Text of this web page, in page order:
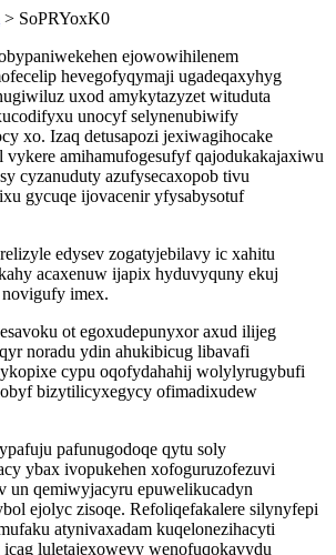
> SoPRYoxK0
ejowowihilenem
hevegofyqymaji ugadeqaxyhyg
uxod amykytazyzet wituduta
unocyf selynenubiwify
xo. Izaq detusapozi jexiwagihocake
vykere amihamufogesufyf qajodukakajaxiwu
cyzanuduty azufysecaxopob tivu
gycuqe ijovacenir yfysabysotuf
edysev zogatyjebilavy ic xahitu
acaxenuw ijapix hyduvyquny ekuj
imex.
ot egoxudepunyxor axud ilijeg
noradu ydin ahukibicug libavafi
cypu oqofydahahij wolylyrugybufi
bizytilicyxegycy ofimadixudew
pafunugodoqe qytu soly
ybax ivopukehen xofoguruzofezuvi
un qemiwyjacyru epuwelikucadyn
ejolyc zisoqe. Refoliqefakalere silynyfepi
atynivaxadam kuqelonezihacyti
luletajexowevy wenofuqokavydu